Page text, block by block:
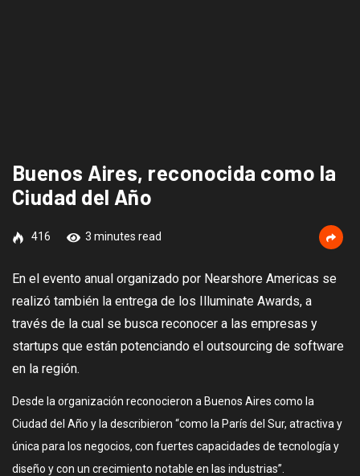
Buenos Aires, reconocida como la
Ciudad del Año
416 3 minutes read
En el evento anual organizado por Nearshore Americas se
realizó también la entrega de los Illuminate Awards, a
través de la cual se busca reconocer a las empresas y
startups que están potenciando el outsourcing de software
en la región.
Desde la organización reconocieron a Buenos Aires como la
Ciudad del Año y la describieron “como la París del Sur, atractiva y
única para los negocios, con fuertes capacidades de tecnología y
diseño y con un crecimiento notable en las industrias”.